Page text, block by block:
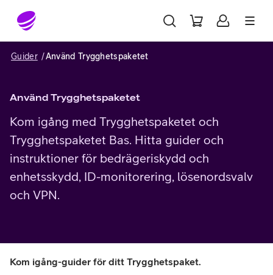
Gå till sidans innehåll
Guider Använd Trygghetspaketet
Använd Trygghetspaketet
Kom igång med Trygghetspaketet och
Trygghetspaketet Bas. Hitta guider och
instruktioner för bedrägeriskydd och
enhetsskydd, ID-monitorering, lösenordsvalv
och VPN.
Kom igång-guider för ditt Trygghetspaket.